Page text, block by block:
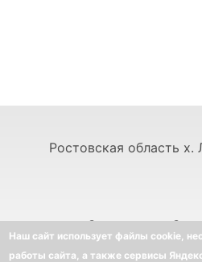
Ростовская область х.
г. Ставрополь,
Наш сайт использует файлы cookie,
работы сайта, а также сервисы